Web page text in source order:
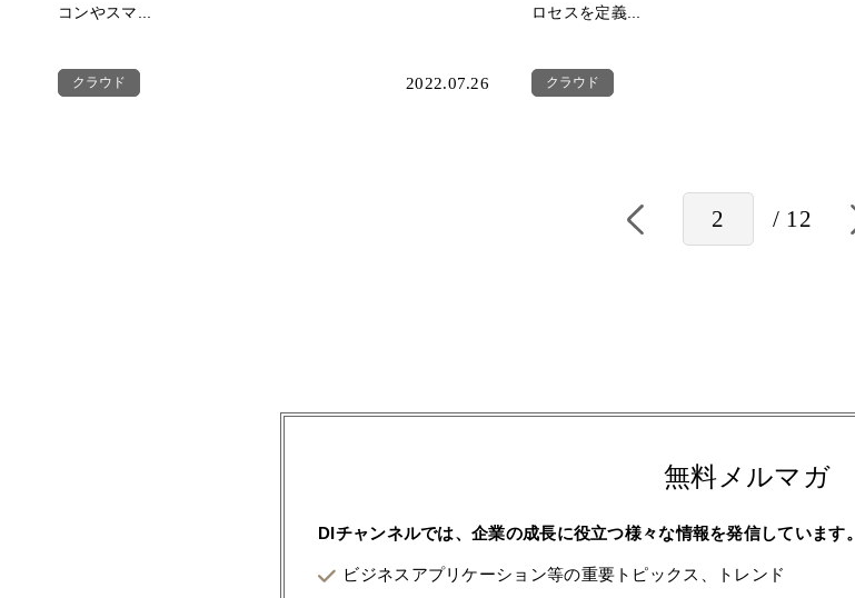
コンやスマ...
クラウド 2022.07.26
ロセスを定義...
クラウド
2 12
無料メルマガ
DIチャンネルでは、企業の成長に役立つ様々な情報を発信しています。
ビジネスアプリケーション等の重要トピックス、トレンド